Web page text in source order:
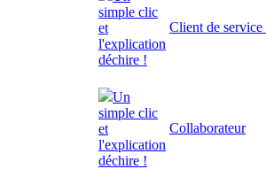
simple clic
et
l'explication
déchire !
Client de
Un
simple clic
et
l'explication
déchire !
Collaborateur